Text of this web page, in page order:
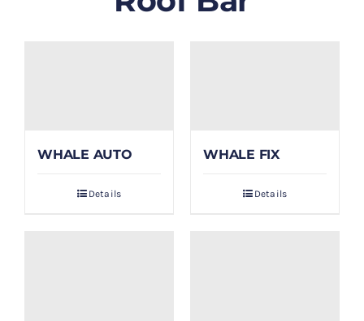
WHALE AUTO
Details
WHALE FIX
Details